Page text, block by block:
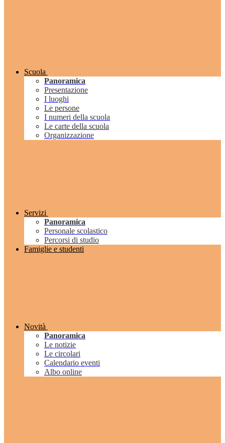
Scuola
Panoramica
Presentazione
I luoghi
Le persone
I numeri della scuola
Le carte della scuola
Organizzazione
Servizi
Panoramica
Personale scolastico
Percorsi di studio
Famiglie e studenti
Novità
Panoramica
Le notizie
Le circolari
Calendario eventi
Albo online